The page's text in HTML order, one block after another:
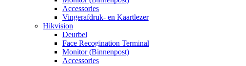
Accessories
Vingerafdruk- en Kaartlezer
Hikvision
Deurbel
Face Recogination Terminal
Monitor (Binnenpost)
Accessories